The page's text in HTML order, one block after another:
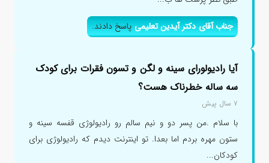
جناب آقای دکتر آیدین تعلیمیپاسخ دادند.
آیا رادیولورای سینه و لگن و تسون فقرات برای کودک
سه ساله خطرناک هست؟
۷ سال پیش
با سلام .من پسر دو و نیم سالم رو رادیولوژی قفسه سینه و
ستون مهره بردم اما بعدا. تو اینترنت دیدم که رادیولوژی برای
کودکان...